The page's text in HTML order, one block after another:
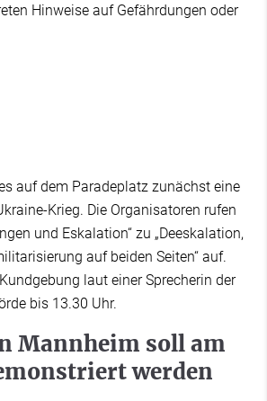
Hinweise auf Gefährdungen oder
auf dem Paradeplatz zunächst eine
Krieg. Die Organisatoren rufen
und Eskalation“ zu „Deeskalation,
auf beiden Seiten“ auf.
laut einer Sprecherin der
bis 13.30 Uhr.
Mannheim soll am
werden